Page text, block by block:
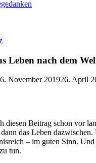
Leben nach dem
6. November 201926. April
diesen Beitrag schon vor
das Leben dazwischen.
– im guten Sinn.
tun.